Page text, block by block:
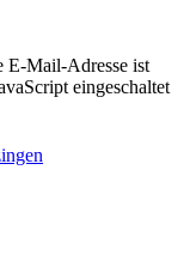
E-Mail-Adresse ist
eingeschaltet